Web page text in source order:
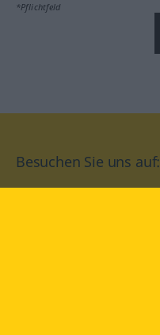
*Pflichtfeld
Besuchen Sie uns auf: